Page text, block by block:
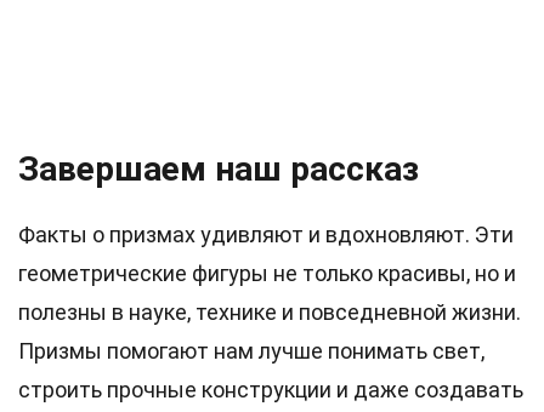
Завершаем наш рассказ
Факты о призмах удивляют и вдохновляют. Эти
геометрические фигуры не только красивы, но и
полезны в науке, технике и повседневной жизни.
Призмы помогают нам лучше понимать свет,
строить прочные конструкции и даже создавать